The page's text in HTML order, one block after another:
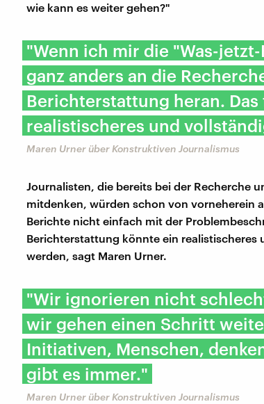
wie kann es weiter gehen?"
"Wenn ich mir die "Was-
ganz anders an die
Berichterstattung heran.
realistischeres und
Maren Urner über Konstruktiven Journalismus
Journalisten, die bereits bei der Recherche
mitdenken, würden schon von vorneherein
Berichte nicht einfach mit der
Berichterstattung könnte ein realistischeres
werden, sagt Maren Urner.
"Wir ignorieren nicht
wir gehen einen Schritt
Initiativen, Menschen,
gibt es immer."
Maren Urner über Konstruktiven Journalismus